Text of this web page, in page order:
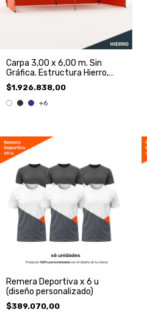
Carpa 3,00 x 6,00 m. Sin
Gráfica. Estructura Hierro,
Techo y 3 Paredes.
$1.926.838,00
+6
Remera Deportiva x 6 u
(diseño personalizado)
$389.070,00